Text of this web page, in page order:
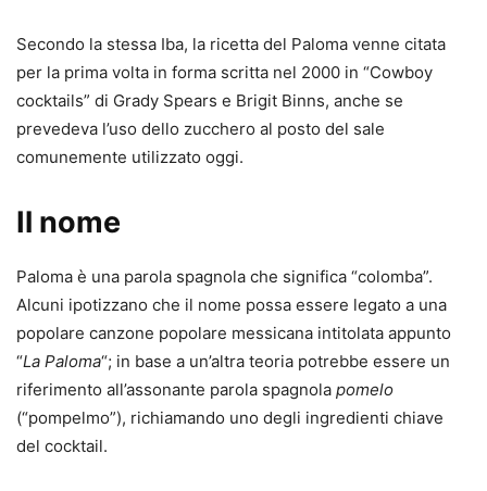
Secondo la stessa Iba, la ricetta del Paloma venne citata
per la prima volta in forma scritta nel 2000 in “Cowboy
cocktails” di Grady Spears e Brigit Binns, anche se
prevedeva l’uso dello zucchero al posto del sale
comunemente utilizzato oggi.
Il nome
Paloma è una parola spagnola che significa “colomba”.
Alcuni ipotizzano che il nome possa essere legato a una
popolare canzone popolare messicana intitolata appunto
“La Paloma“; in base a un’altra teoria potrebbe essere un
riferimento all’assonante parola spagnola pomelo
(“pompelmo”), richiamando uno degli ingredienti chiave
del cocktail.